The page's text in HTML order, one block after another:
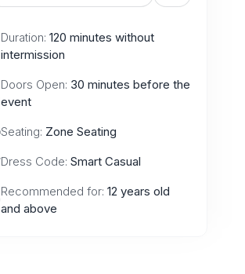
Duration: 120 minutes without
intermission
Doors Open: 30 minutes before the
event
Seating: Zone Seating
Dress Code: Smart Casual
Recommended for: 12 years old
and above